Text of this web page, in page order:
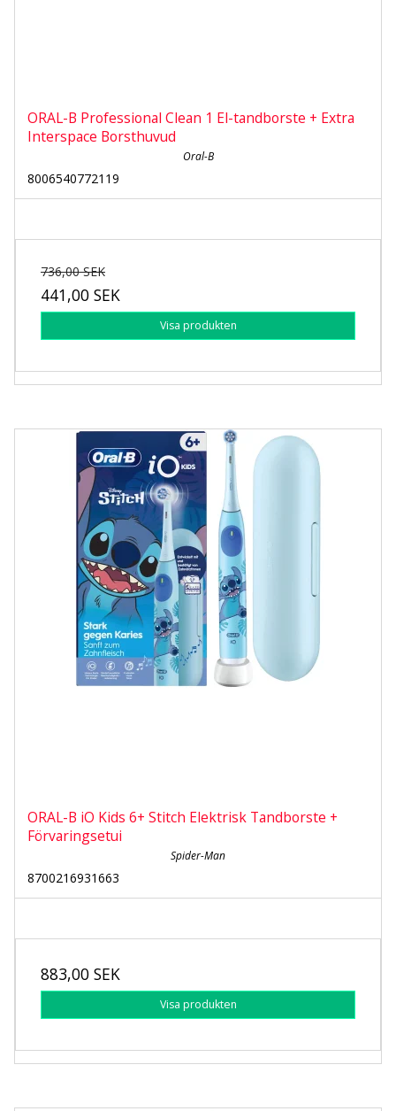
ORAL-B Professional Clean 1 El-tandborste + Extra
Interspace Borsthuvud
Oral-B
8006540772119
736,00 SEK
441,00 SEK
Visa produkten
ORAL-B iO Kids 6+ Stitch Elektrisk Tandborste +
Förvaringsetui
Spider-Man
8700216931663
883,00 SEK
Visa produkten